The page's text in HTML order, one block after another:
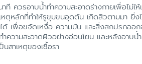
ควรอาบน้ำทำความสะอาดร่างกายเพื่อไม่ใ
ตุหลักที่ทำให้รูขุมขนอุดตัน เกิดสิวตามมา ยิ่
อได้ เพื่อขจัดเหงื่อ ความมัน และสิ่งสกปรก
ความสะอาดผิวอย่างอ่อนโยน และหลังอาบ
สาเหตุของเชื้อรา